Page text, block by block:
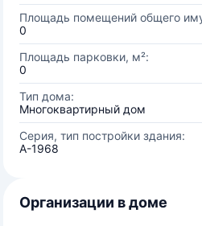
Площадь помещений общего
0
Площадь парковки, м²:
0
Тип дома:
Многоквартирный дом
Серия, тип постройки здания:
А-1968
Организации в доме